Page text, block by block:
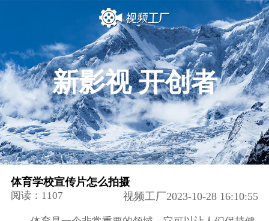
新影视 开创者
体育学校宣传片怎么拍摄
阅读：1107 视频工厂2023-10-28 16:10:55